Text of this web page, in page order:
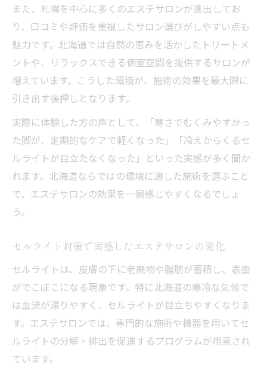
浮腫みケアとセルライト対策を両立するエ
ステ体験
口コミで人気のセルライト対策エステサロ
ンとは
実感できる浮腫み改善とエステ選びのコツ
浮腫み改善を実感できるエステサロンの選
び方
エステサロンの施術で浮腫み対策を成功さ
せる
セルライトと浮腫みを同時にケアできるエ
北海道で体感した浮腫み改善エステの実例
エステサロン効果を最大限に引き出す方法
エステサロン効果を高めるためのセルフケ
ア術
セルライト・浮腫み対策に有効なエステ利
用方法
また、札幌を中心に多くのエステサロンが進出してお
り、口コミや評価を重視したサロン選びがしやすい点も
魅力です。北海道では自然の恵みを活かしたトリートメ
ントや、リラックスできる個室空間を提供するサロンが
増えています。こうした環境が、施術の効果を最大限に
引き出す後押しとなります。
実際に体験した方の声として、「寒さでむくみやすかっ
た脚が、定期的なケアで軽くなった」「冷えからくるセ
ルライトが目立たなくなった」といった実感が多く聞か
れます。北海道ならではの環境に適した施術を選ぶこと
で、エステサロンの効果を一層感じやすくなるでしょ
う。
セルライト対策で実感したエステサロンの変化
セルライトは、皮膚の下に老廃物や脂肪が蓄積し、表面
がでこぼこになる現象です。特に北海道の寒冷な気候で
は血流が滞りやすく、セルライトが目立ちやすくなりま
す。エステサロンでは、専門的な施術や機器を用いてセ
ルライトの分解・排出を促進するプログラムが用意され
ています。